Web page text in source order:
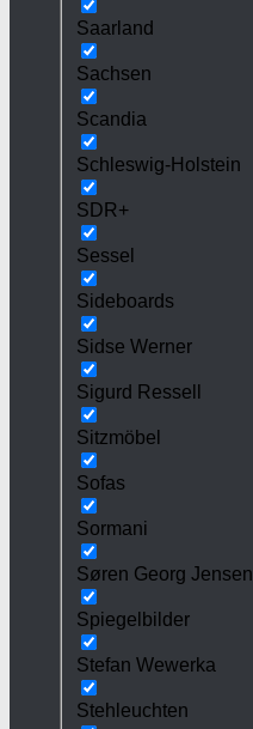
Saarland
Sachsen
Scandia
Schleswig-Holstein
SDR+
Sessel
Sideboards
Sidse Werner
Sigurd Ressell
Sitzmöbel
Sofas
Sormani
Søren Georg Jensen
Spiegelbilder
Stefan Wewerka
Stehleuchten